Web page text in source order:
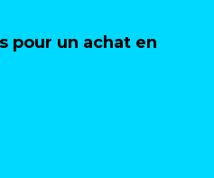
pour un achat en